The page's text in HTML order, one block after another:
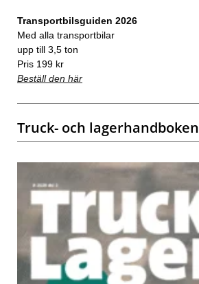
Transportbilsguiden 2026
Med alla transportbilar
upp till 3,5 ton
Pris 199 kr
Beställ den här
Truck- och lagerhandboken